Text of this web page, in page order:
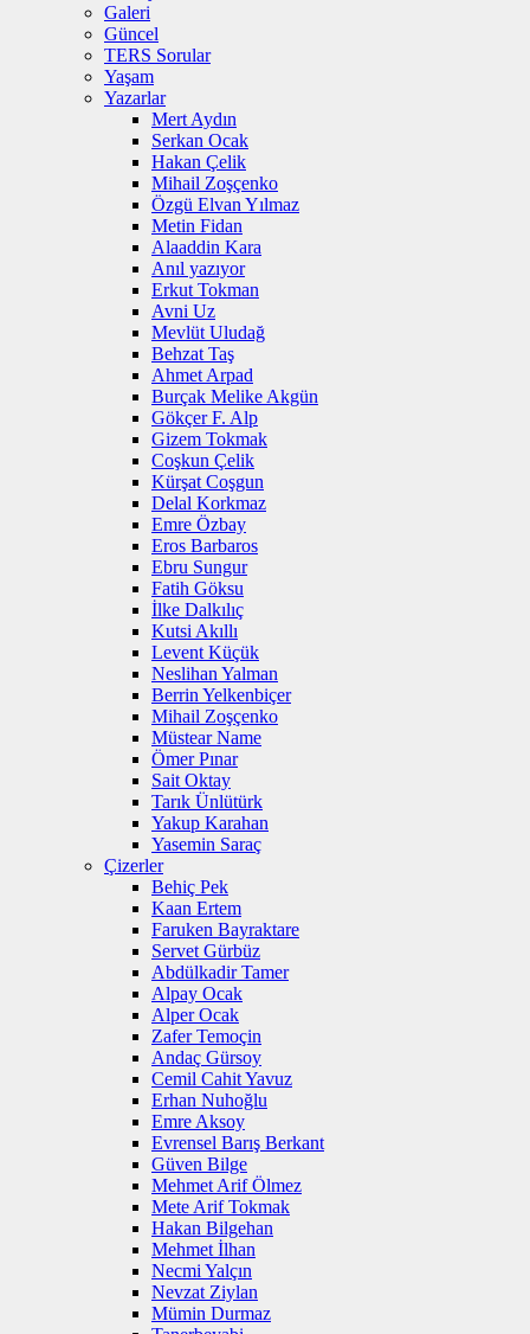
Galeri
Güncel
TERS Sorular
Yaşam
Yazarlar
Mert Aydın
Serkan Ocak
Hakan Çelik
Mihail Zoşçenko
Özgü Elvan Yılmaz
Metin Fidan
Alaaddin Kara
Anıl yazıyor
Erkut Tokman
Avni Uz
Mevlüt Uludağ
Behzat Taş
Ahmet Arpad
Burçak Melike Akgün
Gökçer F. Alp
Gizem Tokmak
Coşkun Çelik
Kürşat Coşgun
Delal Korkmaz
Emre Özbay
Eros Barbaros
Ebru Sungur
Fatih Göksu
İlke Dalkılıç
Kutsi Akıllı
Levent Küçük
Neslihan Yalman
Berrin Yelkenbiçer
Mihail Zoşçenko
Müstear Name
Ömer Pınar
Sait Oktay
Tarık Ünlütürk
Yakup Karahan
Yasemin Saraç
Çizerler
Behiç Pek
Kaan Ertem
Faruken Bayraktare
Servet Gürbüz
Abdülkadir Tamer
Alpay Ocak
Alper Ocak
Zafer Temoçin
Andaç Gürsoy
Cemil Cahit Yavuz
Erhan Nuhoğlu
Emre Aksoy
Evrensel Barış Berkant
Güven Bilge
Mehmet Arif Ölmez
Mete Arif Tokmak
Hakan Bilgehan
Mehmet İlhan
Necmi Yalçın
Nevzat Ziylan
Mümin Durmaz